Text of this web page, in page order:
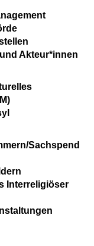
Akteur*innen
Sachspend
Interreligiöser